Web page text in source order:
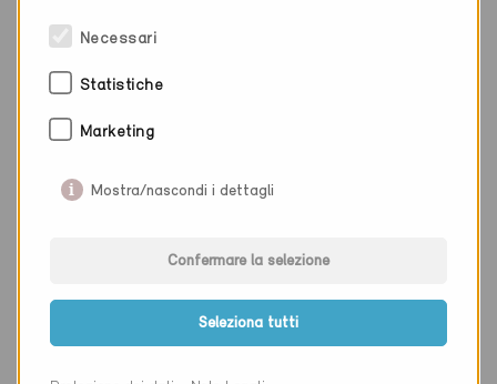
Sito web
Ditta
Luogo Zürich
Ditta Nilan Schweiz AG
Necessari
Statistiche
Marketing
Mostra/nascondi i dettagli
Confermare la selezione
Seleziona tutti